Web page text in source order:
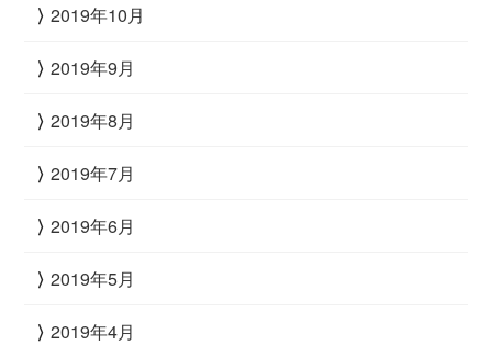
2019年10月
2019年9月
2019年8月
2019年7月
2019年6月
2019年5月
2019年4月